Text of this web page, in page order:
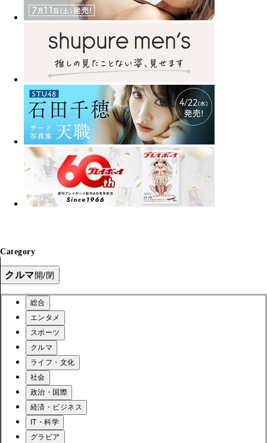
Category
クルマ開/閉
総合
エンタメ
スポーツ
クルマ
ライフ・文化
社会
政治・国際
経済・ビジネス
IT・科学
グラビア